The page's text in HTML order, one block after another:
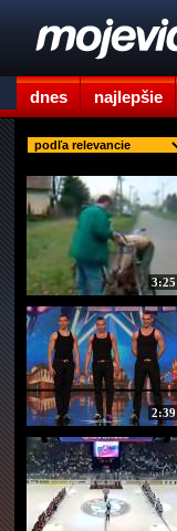
dnes najlepšie
3:25
2:39